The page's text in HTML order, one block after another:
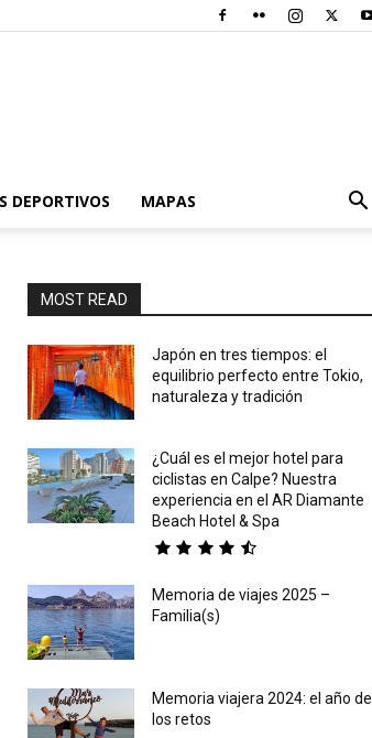
DEPORTIVOS MAPAS
MOST READ
Japón en tres tiempos: el
equilibrio perfecto entre Tokio,
naturaleza y tradición
¿Cuál es el mejor hotel para
ciclistas en Calpe? Nuestra
experiencia en el AR Diamante
Beach Hotel & Spa
Memoria de viajes 2025 –
Familia(s)
Memoria viajera 2024: el año de
los retos